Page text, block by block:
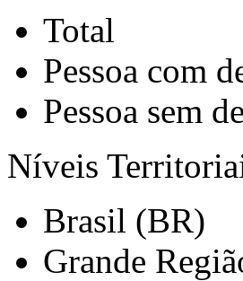
Total
Pessoa com
Pessoa sem
Níveis
Brasil (BR)
Grande